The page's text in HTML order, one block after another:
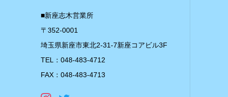
■新座志木営業所
〒352-0001
埼玉県新座市東北2-31-7新座コアビル3F
TEL：048-483-4712
FAX：048-483-4713